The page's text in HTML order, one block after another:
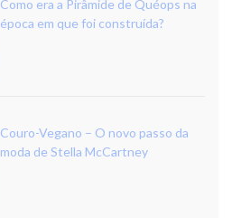
Como era a Pirâmide de Quéops na
época em que foi construída?
Couro-Vegano – O novo passo da
moda de Stella McCartney